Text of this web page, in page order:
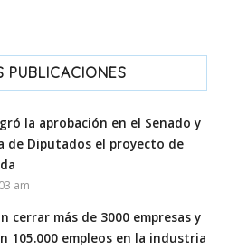
PUBLICACIONES
la aprobación en el Senado y
de Diputados el proyecto de
am
cerrar más de 3000 empresas y
105.000 empleos en la industria